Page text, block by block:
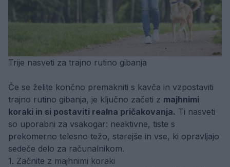
Trije nasveti za trajno rutino gibanja
Če se želite končno premakniti s kavča in vzpostaviti
trajno rutino gibanja, je ključno začeti z majhnimi
koraki in si postaviti realna pričakovanja. Ti nasveti
so uporabni za vsakogar: neaktivne, tiste s
prekomerno telesno težo, starejše in vse, ki opravljajo
sedeče delo za računalnikom.
1. Začnite z majhnimi koraki